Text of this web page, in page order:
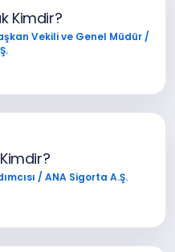
Kimdir?
Vekili ve Genel Müdür /
/ ANA Sigorta A.Ş.